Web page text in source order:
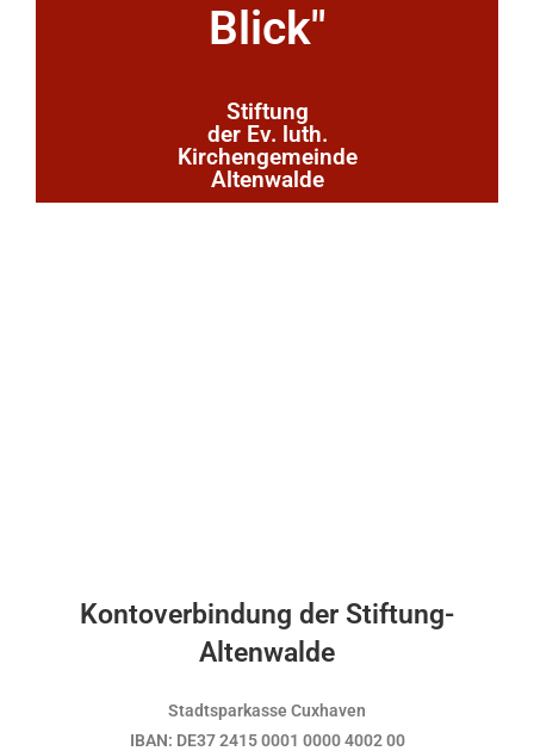
Blick"
Stiftung
der Ev. luth.
Kirchengemeinde
Altenwalde
Kontoverbindung der Stiftung-
Altenwalde
Stadtsparkasse Cuxhaven
IBAN: DE37 2415 0001 0000 4002 00